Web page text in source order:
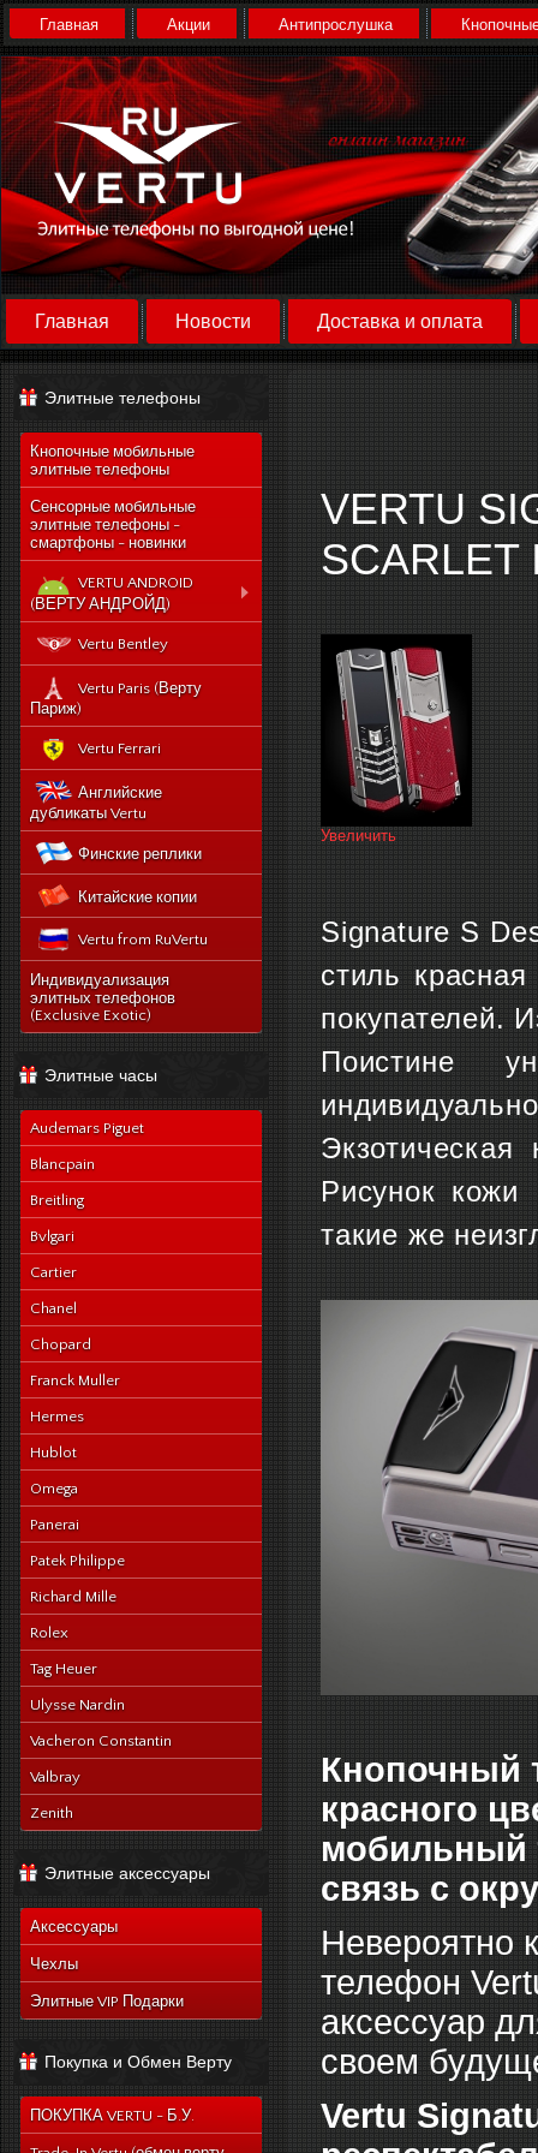
Главная Акции Антипрослушка
Главная Новости Доставка и оплата
Элитные телефоны
Кнопочные мобильные
элитные телефоны
Сенсорные мобильные
элитные телефоны -
смартфоны - новинки
VERTU ANDROID
(ВЕРТУ АНДРОЙД)
Новый Vertu Signature
New Touch
Vertu Constellation X duos
Sim - смартфон Верту
Констелейшен икс на две
сим карты
Vertu Signature touch
Vertu Aster (Верту Астер)
Vertu Ti
Vertu Constellation V
noviy-vertu-signature-
new-touch
catalog
543-vertu-signature-
touch-grape-lizard-
en
navy-alligator-en
category
175-novyj-vertu-
signature-new-touch
Vertu Bentley
Vertu Paris (Верту
Париж)
Vertu Ferrari
Английские
дубликаты Vertu
Финские реплики
Китайские копии
Vertu from RuVertu
Индивидуализация
элитных телефонов
(Exclusive Exotic)
Элитные часы
Audemars Piguet
Blancpain
Breitling
Bvlgari
Cartier
Chanel
Chopard
Franck Muller
Hermes
Hublot
Omega
Panerai
Patek Philippe
Richard Mille
Rolex
Tag Heuer
Ulysse Nardin
Vacheron Constantin
Valbray
Zenith
Элитные аксессуары
Аксессуары
Чехлы
Элитные VIP Подарки
Покупка и Обмен Верту
ПОКУПКА VERTU - Б.У.
VERTU
SCARLET
Увеличить
Signature S
стиль
покупателей.
Поистине
Рисунок
такие же
Кнопочный
красного
мобильный
связь с
Невероятно
телефон
аксессуар
своем
Vertu